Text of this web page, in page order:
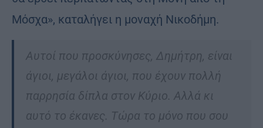
Μόσχα», καταλήγει η μοναχή Νικοδήμη.
Αυτοί που προσκύνησες, Δημήτρη, είναι
άγιοι, μεγάλοι άγιοι, που έχουν πολλή
παρρησία δίπλα στον Κύριο. Αλλά κι
αυτό το έκανες. Τώρα το μόνο που σου